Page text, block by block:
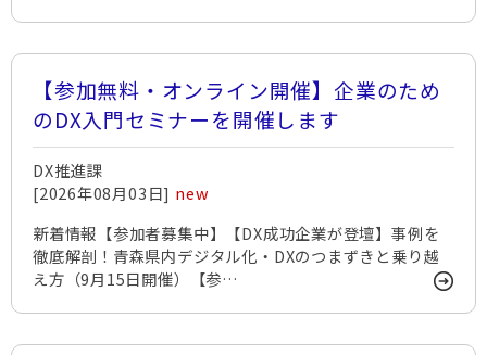
【参加無料・オンライン開催】企業のため
のDX入門セミナーを開催します
DX推進課
[2026年08月03日] new
新着情報【参加者募集中】【DX成功企業が登壇】事例を
徹底解剖！青森県内デジタル化・DXのつまずきと乗り越
え方（9月15日開催）【参…